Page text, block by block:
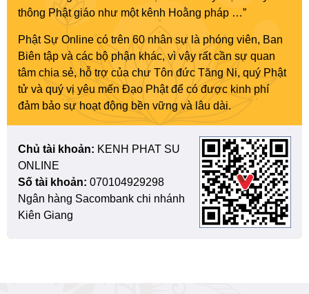
thông Phật giáo như một kênh Hoằng pháp …”
Phật Sự Online có trên 60 nhân sự là phóng viên, Ban
Biên tập và các bộ phận khác, vì vậy rất cần sự quan
tâm chia sẻ, hỗ trợ của chư Tôn đức Tăng Ni, quý Phật
tử và quý vị yêu mến Đạo Phật để có được kinh phí
đảm bảo sự hoạt động bền vững và lâu dài.
Chủ tài khoản: KENH PHAT SU
ONLINE
Số tài khoản: 070104929298
Ngân hàng Sacombank chi nhánh
Kiên Giang